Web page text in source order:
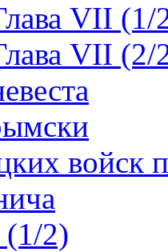
VII (1/
VII (2/
войск
(1/2)